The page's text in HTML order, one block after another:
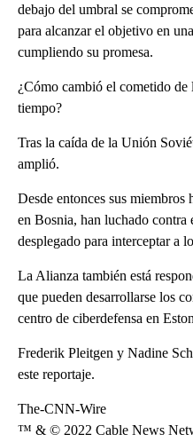
debajo del umbral se
para alcanzar el objetivo en
cumpliendo su promesa.
¿Cómo cambió el cometido
tiempo?
Tras la caída de la Unión
amplió.
Desde entonces sus miembros
en Bosnia, han luchado contra
desplegado para interceptar a
La Alianza también está
que pueden desarrollarse los
centro de ciberdefensa en
Frederik Pleitgen y Nadine
este reportaje.
The-CNN-Wire
™ & © 2022 Cable News